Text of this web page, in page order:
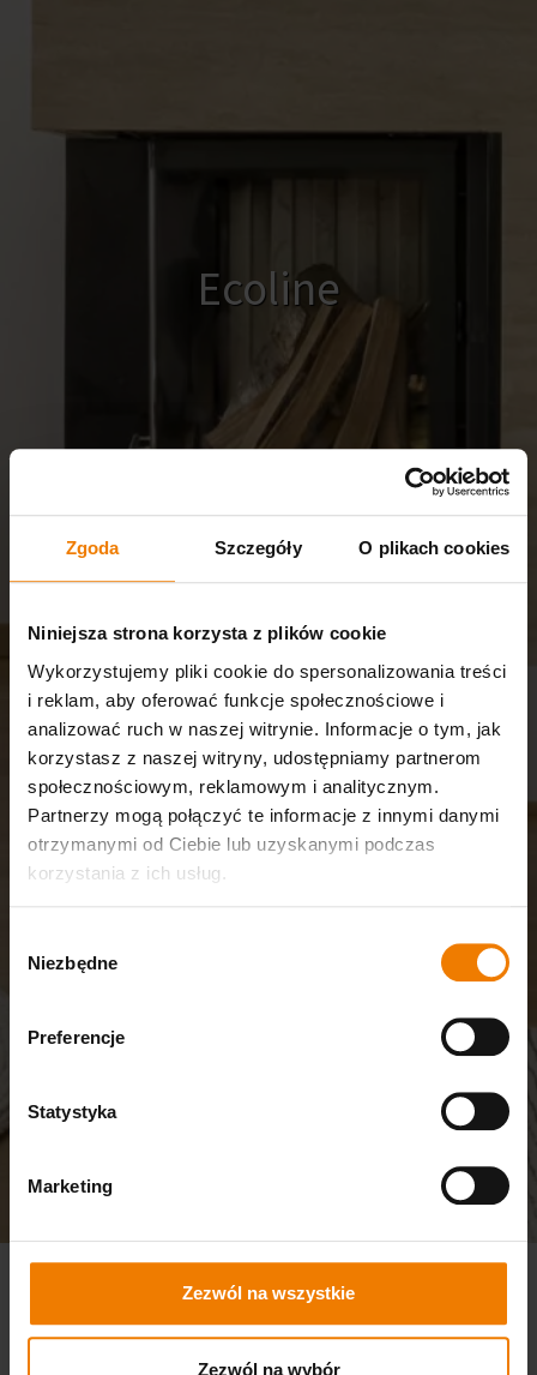
Zgoda Szczegóły O plikach cookies
Niniejsza strona korzysta z plików cookie
Wykorzystujemy pliki cookie do spersonalizowania treści
i reklam, aby oferować funkcje społecznościowe i
analizować ruch w naszej witrynie. Informacje o tym, jak
korzystasz z naszej witryny, udostępniamy partnerom
społecznościowym, reklamowym i analitycznym.
Partnerzy mogą połączyć te informacje z innymi danymi
otrzymanymi od Ciebie lub uzyskanymi podczas
korzystania z ich usług.
zgody
Niezbędne
Preferencje
Statystyka
Marketing
Zezwól na wszystkie
Zezwól na wybór
Ecoline